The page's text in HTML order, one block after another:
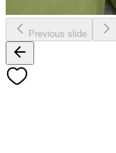
Previous slide